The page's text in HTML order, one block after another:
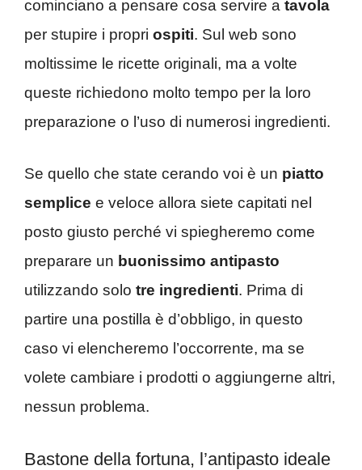
cominciano a pensare cosa servire a tavola
per stupire i propri ospiti. Sul web sono
moltissime le ricette originali, ma a volte
queste richiedono molto tempo per la loro
preparazione o l’uso di numerosi ingredienti.
Se quello che state cerando voi è un piatto
semplice e veloce allora siete capitati nel
posto giusto perché vi spiegheremo come
preparare un buonissimo antipasto
utilizzando solo tre ingredienti. Prima di
partire una postilla è d’obbligo, in questo
caso vi elencheremo l’occorrente, ma se
volete cambiare i prodotti o aggiungerne altri,
nessun problema.
Bastone della fortuna, l’antipasto ideale